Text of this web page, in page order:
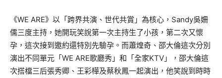
《WE ARE》以「跨界共演、世代共賞」為核心，Sandy吳姍
儒三度主持，她開玩笑說第一次主持生了小孩，第二次又懷
孕，這次接到邀約還特別先驗孕。而蕭煌奇、邵大倫這次分別
演出不同單元「WE ARE歌廳秀」和「全家KTV」，邵大倫這
次搭檔三后張秀卿、王彩樺及蔡秋鳳一起演出，他笑說到時時